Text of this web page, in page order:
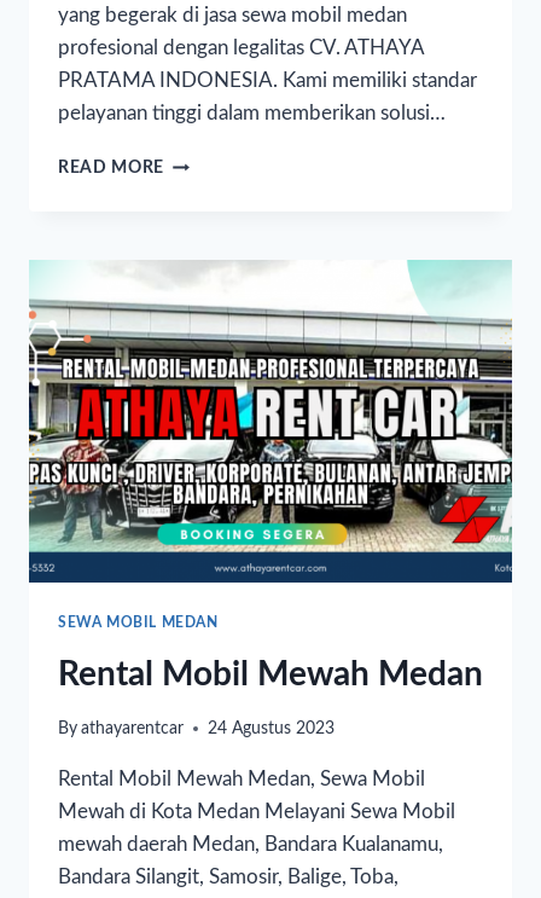
yang begerak di jasa sewa mobil medan
profesional dengan legalitas CV. ATHAYA
PRATAMA INDONESIA. Kami memiliki standar
pelayanan tinggi dalam memberikan solusi…
READ MORE
SEWA MOBIL MEDAN
Rental Mobil Mewah Medan
By athayarentcar 24 Agustus 2023
Rental Mobil Mewah Medan, Sewa Mobil
Mewah di Kota Medan Melayani Sewa Mobil
mewah daerah Medan, Bandara Kualanamu,
Bandara Silangit, Samosir, Balige, Toba,